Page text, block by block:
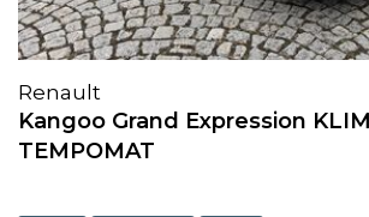
Renault
Kangoo Grand Expression
TEMPOMAT